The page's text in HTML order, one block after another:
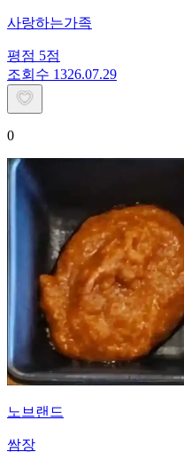
사랑하는가족
평점 5점
조회수 1326.07.29
0
노브랜드
쌈장